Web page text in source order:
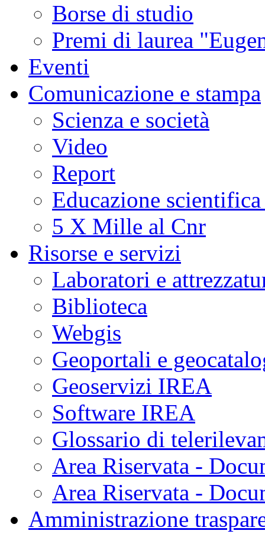
Borse di studio
Premi di laurea
Eventi
Comunicazione e stampa
Scienza e società
Video
Report
Educazione
5 X Mille al Cnr
Risorse e servizi
Laboratori e
Biblioteca
Webgis
Geoportali e
Geoservizi IREA
Software IREA
Glossario di
Area Riservata -
Area Riservata -
Amministrazione